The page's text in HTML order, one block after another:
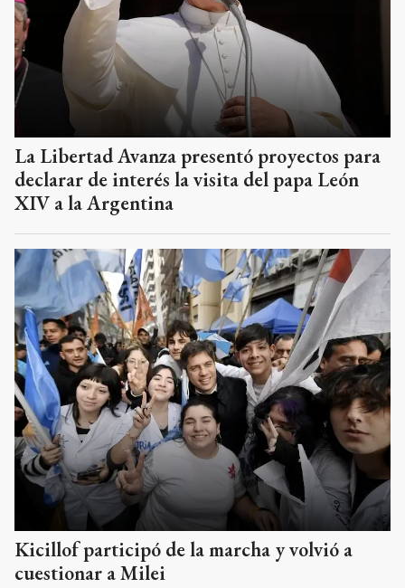
La Libertad Avanza presentó proyectos para
declarar de interés la visita del papa León
XIV a la Argentina
Kicillof participó de la marcha y volvió a
cuestionar a Milei